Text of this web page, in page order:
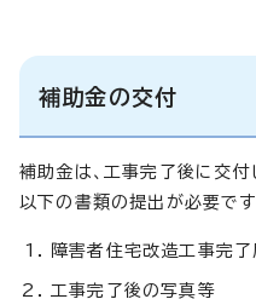
補助金の交付
補助金は、工事完了後に交付
以下の書類の提出が必要です
障害者住宅改造工事完了
工事完了後の写真等